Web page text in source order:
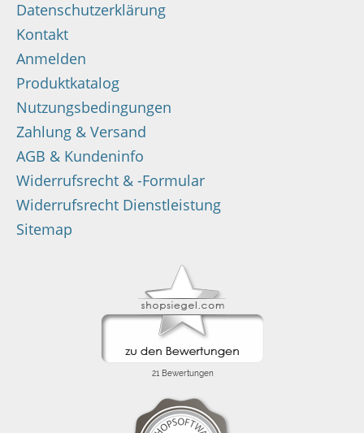
Datenschutzerklärung
Kontakt
Anmelden
Produktkatalog
Nutzungsbedingungen
Zahlung & Versand
AGB & Kundeninfo
Widerrufsrecht & -Formular
Widerrufsrecht Dienstleistung
Sitemap